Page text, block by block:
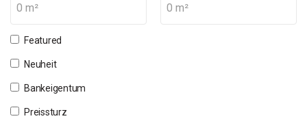
0 m² 0 m²
Featured
Neuheit
Bankeigentum
Preissturz